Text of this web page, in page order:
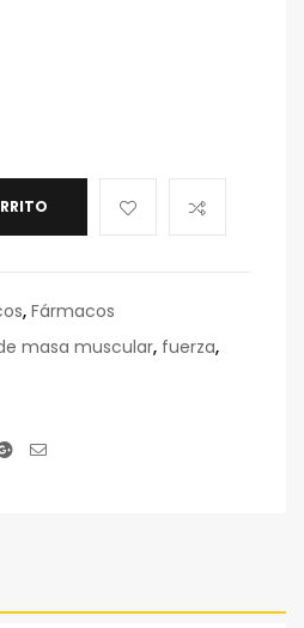
, Fármacos
masa muscular, fuerza,
Google+
Correo